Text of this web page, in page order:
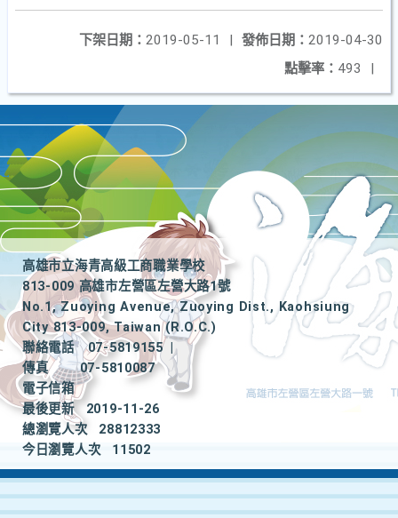
發佈日期： 2019-04-30
下架日期： 2019-05-11
|
點擊率： 493 |
高雄市立海青高級工商職業學校
813-009 高雄市左營區左營大路1號
No.1, Zuoying Avenue, Zuoying Dist., Kaohsiung
City 813-009, Taiwan (R.O.C.)
聯絡電話
07-5819155
|
傳真
07-5810087
電子信箱
最後更新
2019-11-26
總瀏覽人次
28812333
今日瀏覽人次
11502